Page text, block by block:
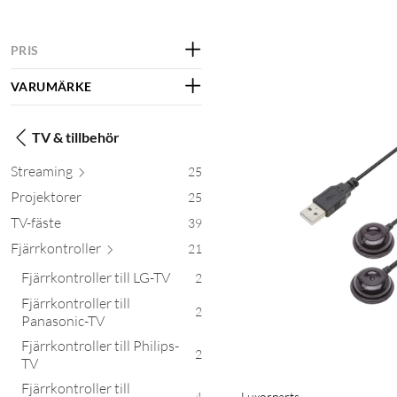
PRIS
VARUMÄRKE
TV & tillbehör
Streaming 25
Projektorer 25
TV-fäste 39
Fjärrkontroller 21
Fjärrkontroller till LG-TV 2
Fjärrkontroller till
Panasonic-TV
2
Fjärrkontroller till Philips-
TV
2
Fjärrkontroller till